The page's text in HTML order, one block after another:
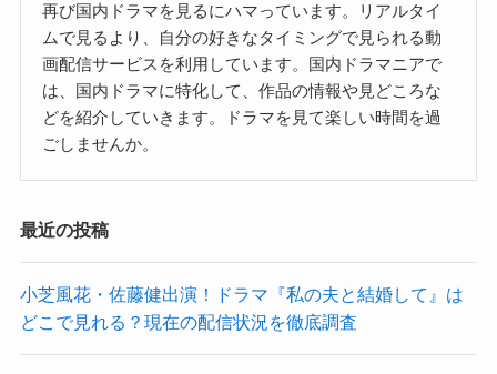
再び国内ドラマを見るにハマっています。リアルタイ
ムで見るより、自分の好きなタイミングで見られる動
画配信サービスを利用しています。国内ドラマニアで
は、国内ドラマに特化して、作品の情報や見どころな
どを紹介していきます。ドラマを見て楽しい時間を過
ごしませんか。
最近の投稿
小芝風花・佐藤健出演！ドラマ『私の夫と結婚して』は
どこで見れる？現在の配信状況を徹底調査